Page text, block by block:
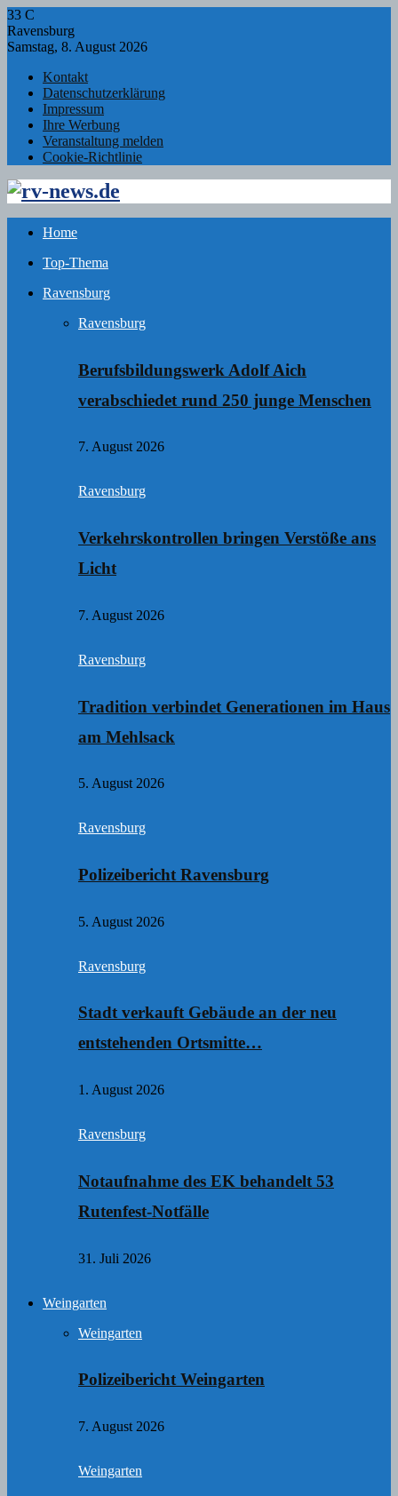
33 C
Ravensburg
Samstag, 8. August 2026
Kontakt
Datenschutzerklärung
Impressum
Ihre Werbung
Veranstaltung melden
Cookie-Richtlinie
Facebook
Twitter
Instagram
Email
Rss
Home
Top-Thema
Ravensburg
Ravensburg
Berufsbildungswerk Adolf Aich
verabschiedet rund 250 junge Menschen
7. August 2026
Ravensburg
Verkehrskontrollen bringen Verstöße ans
Licht
7. August 2026
Ravensburg
Tradition verbindet Generationen im Haus
am Mehlsack
5. August 2026
Ravensburg
Polizeibericht Ravensburg
5. August 2026
Ravensburg
Stadt verkauft Gebäude an der neu
entstehenden Ortsmitte…
1. August 2026
Ravensburg
Notaufnahme des EK behandelt 53
Rutenfest-Notfälle
31. Juli 2026
Weingarten
Weingarten
Polizeibericht Weingarten
7. August 2026
Weingarten